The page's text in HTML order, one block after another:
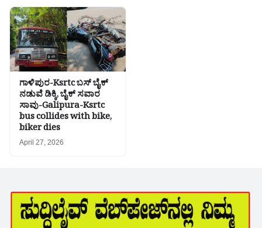
ಗಾಳಿಪುರ-Ksrtc ಬಸ್ ಬೈಕ್
ನಡುವೆ ಡಿಕ್ಕಿ, ಬೈಕ್ ಸವಾರ
ಸಾವು-Galipura-Ksrtc
bus collides with bike,
biker dies
April 27, 2026